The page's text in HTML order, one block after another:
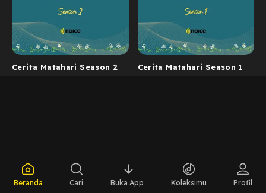
Cerita Matahari Season 2 Cerita Matahari Season 1
Beranda Cari Buka App Koleksimu Profil